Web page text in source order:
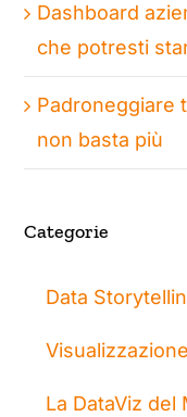
Dashboard
che potresti
Padroneggiare
non basta più
Categorie
Data
La DataViz del